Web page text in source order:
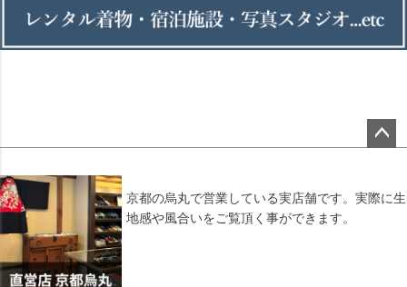
ップ
京都の烏丸で営業している実店舗です。実際に生
地感や風合いをご覧頂く事ができます。